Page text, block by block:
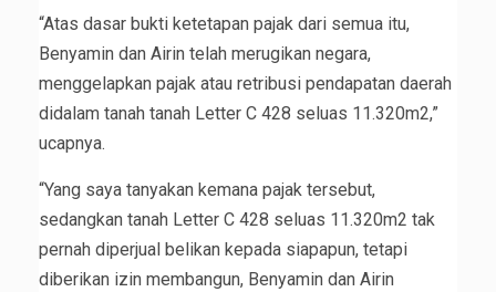
“Atas dasar bukti ketetapan pajak dari semua itu,
Benyamin dan Airin telah merugikan negara,
menggelapkan pajak atau retribusi pendapatan daerah
didalam tanah tanah Letter C 428 seluas 11.320m2,”
ucapnya.
“Yang saya tanyakan kemana pajak tersebut,
sedangkan tanah Letter C 428 seluas 11.320m2 tak
pernah diperjual belikan kepada siapapun, tetapi
diberikan izin membangun, Benyamin dan Airin